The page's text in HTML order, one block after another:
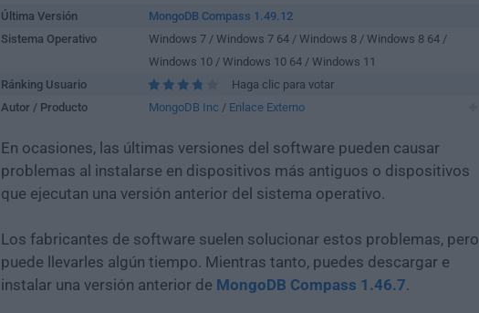
Última Versión
MongoDB Compass 1.49.12
Sistema Operativo
Windows 7 / Windows 7 64 / Windows 8 / Windows 8 64 /
Windows 10 / Windows 10 64 / Windows 11
Ránking Usuario
Haga clic para votar
Autor / Producto
MongoDB Inc / Enlace Externo
En ocasiones, las últimas versiones del software pueden causar
problemas al instalarse en dispositivos más antiguos o dispositivos
que ejecutan una versión anterior del sistema operativo.
Los fabricantes de software suelen solucionar estos problemas, pero
puede llevarles algún tiempo. Mientras tanto, puedes descargar e
instalar una versión anterior de MongoDB Compass 1.46.7.